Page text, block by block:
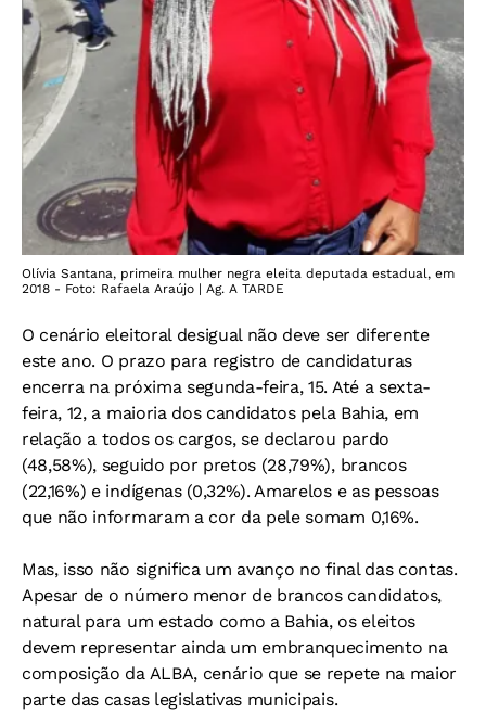
Olívia Santana, primeira mulher negra eleita deputada estadual, em
2018 - Foto: Rafaela Araújo | Ag. A TARDE
O cenário eleitoral desigual não deve ser diferente
este ano. O prazo para registro de candidaturas
encerra na próxima segunda-feira, 15. Até a sexta-
feira, 12, a maioria dos candidatos pela Bahia, em
relação a todos os cargos, se declarou pardo
(48,58%), seguido por pretos (28,79%), brancos
(22,16%) e indígenas (0,32%). Amarelos e as pessoas
que não informaram a cor da pele somam 0,16%.
Mas, isso não significa um avanço no final das contas.
Apesar de o número menor de brancos candidatos,
natural para um estado como a Bahia, os eleitos
devem representar ainda um embranquecimento na
composição da ALBA, cenário que se repete na maior
parte das casas legislativas municipais.